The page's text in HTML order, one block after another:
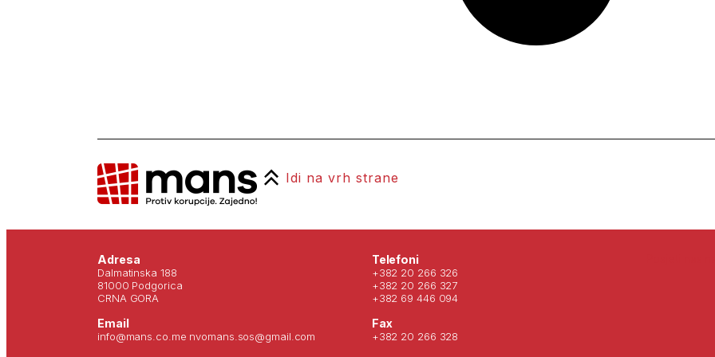
Idi na vrh strane
Adresa
Dalmatinska 188
81000 Podgorica
CRNA GORA
Email
info@mans.co.me nvomans.sos@gmail.com
Telefoni
+382 20 266 326
+382 20 266 327
+382 69 446 094
Fax
+382 20 266 328